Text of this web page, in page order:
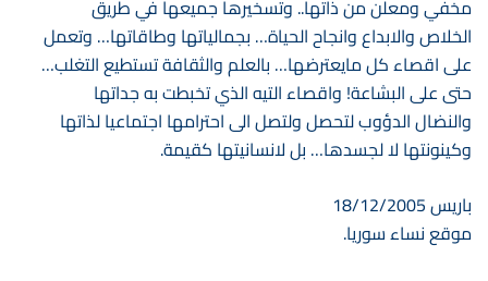
مخفي ومعلن من ذاتها.. وتسخيرها جميعها في طريق
الخلاص والابداع وانجاح الحياة… بجمالياتها وطاقاتها… وتعمل
على اقصاء كل مايعترضها… بالعلم والثقافة تستطيع التغلب…
حتى على البشاعة! واقصاء التيه الذي تخبطت به جداتها
والنضال الدؤوب لتحصل ولتصل الى احترامها اجتماعيا لذاتها
وكينونتها لا لجسدها… بل لانسانيتها كقيمة.
باريس 18/12/2005
موقع نساء سوريا.